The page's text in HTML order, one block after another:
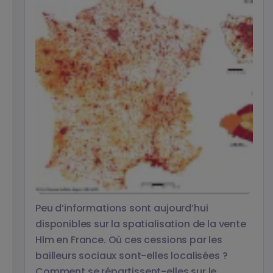
Peu d’informations sont aujourd’hui
disponibles sur la spatialisation de la vente
Hlm en France. Où ces cessions par les
bailleurs sociaux sont-elles localisées ?